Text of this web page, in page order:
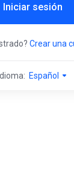
Iniciar sesión
Crear una
Español